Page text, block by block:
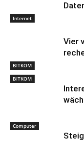
Internet
BITKOM
Vier
BITKOM
Computer